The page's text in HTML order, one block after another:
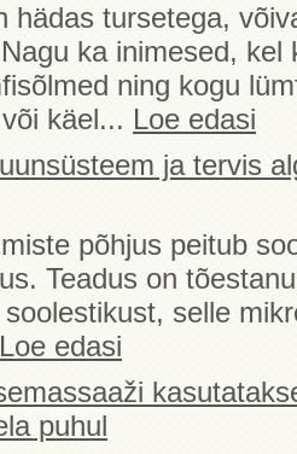
hädas tursetega,
ka inimesed, kel
ning kogu
käel... Loe edasi
ja tervis
põhjus peitub
Teadus on
selle
Loe edasi
puhul